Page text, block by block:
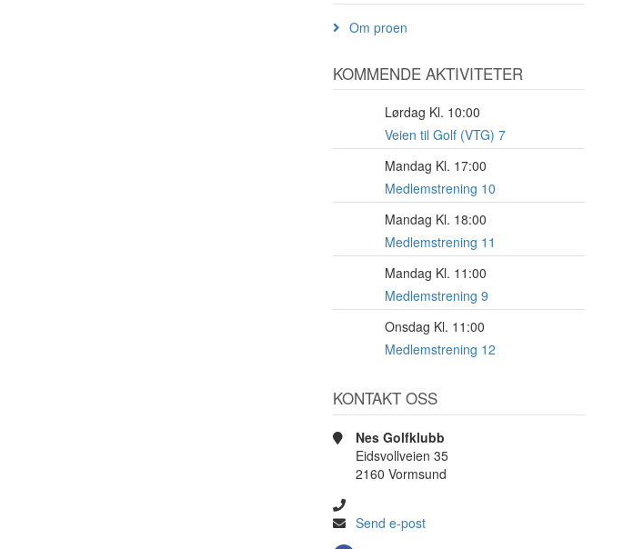
Om proen
KOMMENDE AKTIVITETER
Lørdag Kl. 10:00
Veien til Golf (VTG) 7
Mandag Kl. 17:00
Medlemstrening 10
Mandag Kl. 18:00
Medlemstrening 11
Mandag Kl. 11:00
Medlemstrening 9
Onsdag Kl. 11:00
Medlemstrening 12
KONTAKT OSS
Nes Golfklubb
Eidsvollveien 35
2160 Vormsund
Send e-post